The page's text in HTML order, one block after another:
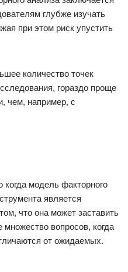
глубже изучать
при этом риск упустить
количество точек
гораздо проще
чем, например, с
когда модель факторного
является
что она может заставить
вопросов, когда
от ожидаемых.